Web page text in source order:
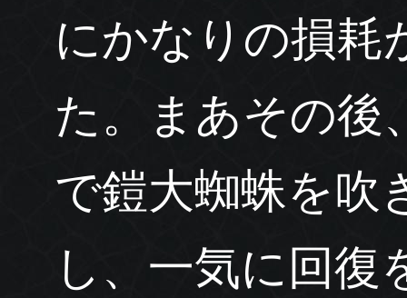
にかなりの損耗
た。まあその後
で鎧大蜘蛛を吹
し、一気に回復